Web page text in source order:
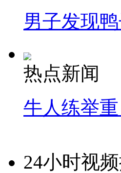
男子发现
热点新闻
牛人练举
24小时视